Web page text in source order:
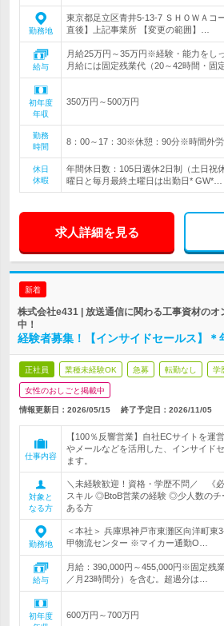
勤務地
東京都足立区青井5-13-7 ＳＨＯＷＡコ
直後】上記事業所 【変更の範囲】…
給与
月給25万円～35万円※経験・能力をし
月給には固定残業代（20～42時間・固
初年度
年収
350万円～500万円
勤務
時間
8：00～17：30※休憩：90分※時間外
休日
休暇
年間休日数：105日週休2日制（土日祝
曜日と毎月最終土曜日は出勤日* GW*…
求人詳細を見る
新着
株式会社e431 | 放送通信に関わる工事資材のオ
中！
経験者募集！【インサイドセールス】＊
正社員 業種未経験OK 急募 転勤なし 学
女性のおしごと掲載中
情報更新日：2026/05/15 終了予定日： 2026/11/05
仕事内容
【100％反響営業】自社ECサイトを運
やメールなどを活用した、インサイド
ます。
対象と
なる方
＼未経験歓迎！資格・学歴不問／ 《
スキル ◎BtoB営業の経験 ◎少人数のチ
ある方
勤務地
＜本社＞ 兵庫県神戸市東灘区向洋町東
甲物流センター ※マイカー通勤O…
給与
月給：390,000円～455,000円※固定残
／月23時間分）を含む。超過分は…
初年度
600万円～700万円